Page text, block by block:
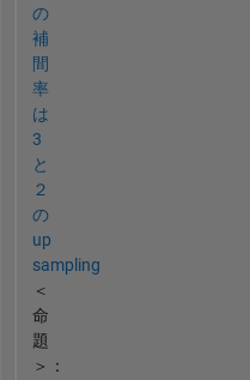
の
補
間
率
は
3
と
２
の
up
sampling
＜
命
題
＞：